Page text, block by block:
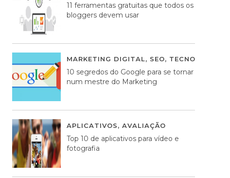
11 ferramentas gratuitas que todos os
bloggers devem usar
MARKETING DIGITAL, SEO, TECNOLOGIA
10 segredos do Google para se tornar
num mestre do Marketing
APLICATIVOS, AVALIAÇÃO
Top 10 de aplicativos para vídeo e
fotografia